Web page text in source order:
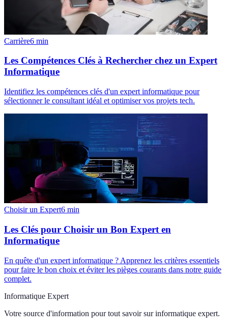
Carrière6 min
Les Compétences Clés à Rechercher chez un Expert
Informatique
Identifiez les compétences clés d'un expert informatique pour
sélectionner le consultant idéal et optimiser vos projets tech.
Choisir un Expert6 min
Les Clés pour Choisir un Bon Expert en
Informatique
En quête d'un expert informatique ? Apprenez les critères essentiels
pour faire le bon choix et éviter les pièges courants dans notre guide
complet.
Informatique Expert
Votre source d'information pour tout savoir sur informatique expert.